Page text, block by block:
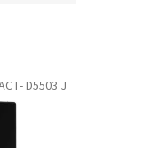
D5503 J